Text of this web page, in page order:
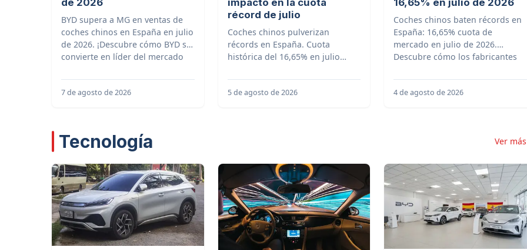
BYD supera a MG en ventas de
coches chinos en España en julio
de 2026. ¡Descubre cómo BYD se
convierte en líder del mercado
7 de agosto de 2026
récord de julio
Coches chinos pulverizan
récords en España. Cuota
histórica del 16,65% en julio
nuevas marcas. ¡Descubre el
impacto!
5 de agosto de 2026
Coches chinos baten récords en
España: 16,65% cuota de
mercado en julio de 2026.
Descubre cómo los fabricantes
automovilístico.
4 de agosto de 2026
Tecnología Ver